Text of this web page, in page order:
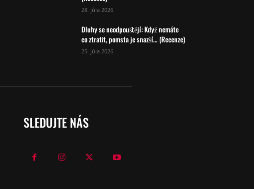
28. júla 2026
Dluhy se neodpouštějí: Když nemáte
co ztratit, pomsta je snazší… (Recenze)
25. júla 2026
SLEDUJTE NÁS